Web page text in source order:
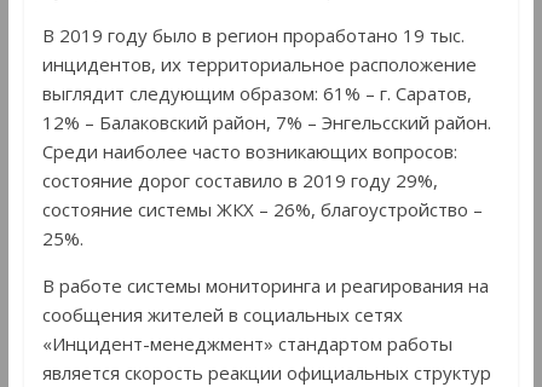
В 2019 году было в регион проработано 19 тыс.
инцидентов, их территориальное расположение
выглядит следующим образом: 61% – г. Саратов,
12% – Балаковский район, 7% – Энгельсский район.
Среди наиболее часто возникающих вопросов:
состояние дорог составило в 2019 году 29%,
состояние системы ЖКХ – 26%, благоустройство –
25%.
В работе системы мониторинга и реагирования на
сообщения жителей в социальных сетях
«Инцидент-менеджмент» стандартом работы
является скорость реакции официальных структур